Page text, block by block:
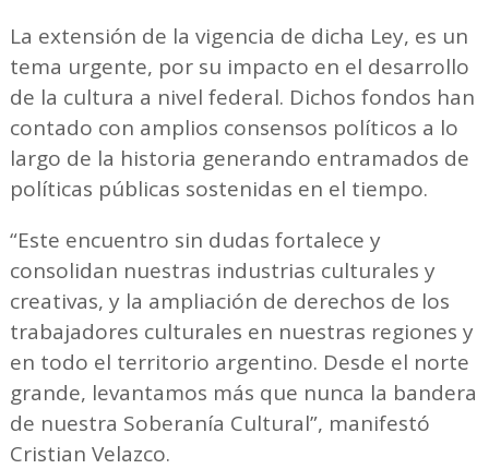
La extensión de la vigencia de dicha Ley, es un
tema urgente, por su impacto en el desarrollo
de la cultura a nivel federal. Dichos fondos han
contado con amplios consensos políticos a lo
largo de la historia generando entramados de
políticas públicas sostenidas en el tiempo.
“Este encuentro sin dudas fortalece y
consolidan nuestras industrias culturales y
creativas, y la ampliación de derechos de los
trabajadores culturales en nuestras regiones y
en todo el territorio argentino. Desde el norte
grande, levantamos más que nunca la bandera
de nuestra Soberanía Cultural”, manifestó
Cristian Velazco.